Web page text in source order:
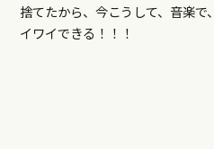
捨てたから、今こうして、音楽で
イワイできる！！！